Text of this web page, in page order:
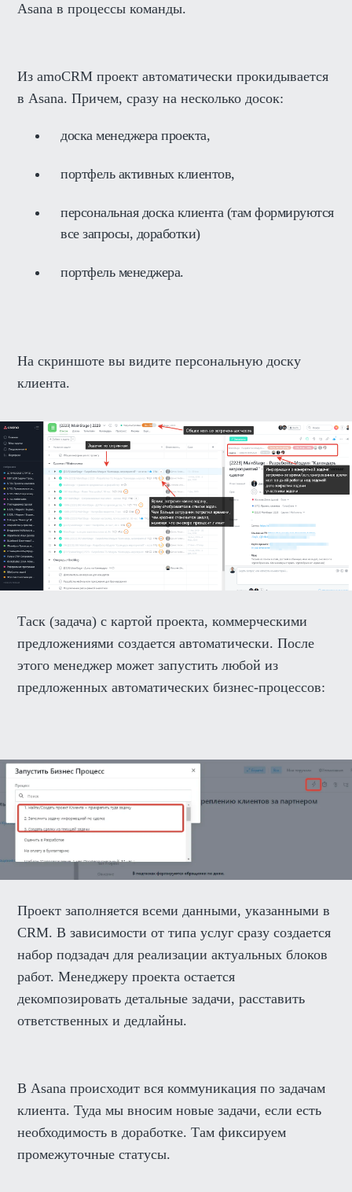
Asana в процессы команды.
Из amoCRM проект автоматически прокидывается
в Asana. Причем, сразу на несколько досок:
доска менеджера проекта,
портфель активных клиентов,
персональная доска клиента (там формируются
все запросы, доработки)
портфель менеджера.
На скриншоте вы видите персональную доску
клиента.
Таск (задача) с картой проекта, коммерческими
предложениями создается автоматически. После
этого менеджер может запустить любой из
предложенных автоматических бизнес-процессов:
Проект заполняется всеми данными, указанными в
CRM. В зависимости от типа услуг сразу создается
набор подзадач для реализации актуальных блоков
работ. Менеджеру проекта остается
декомпозировать детальные задачи, расставить
ответственных и дедлайны.
В Asana происходит вся коммуникация по задачам
клиента. Туда мы вносим новые задачи, если есть
необходимость в доработке. Там фиксируем
промежуточные статусы.